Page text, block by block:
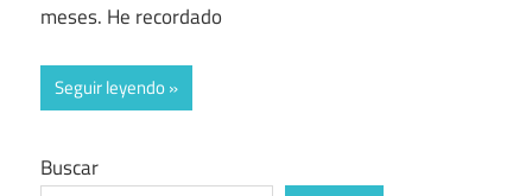
meses. He recordado
Seguir leyendo
Buscar